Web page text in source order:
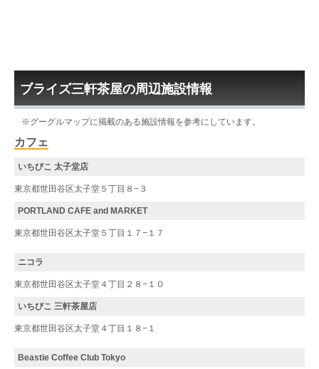
ブライズ三軒茶屋の周辺施設情報
※グーグルマップに掲載のある施設情報を参考にしています。
カフェ
いちびこ 太子堂店
東京都世田谷区太子堂５丁目８−３
PORTLAND CAFE and MARKET
東京都世田谷区太子堂５丁目１７−１７
ニコラ
東京都世田谷区太子堂４丁目２８−１０
いちびこ 三軒茶屋店
東京都世田谷区太子堂４丁目１８−１
Beastie Coffee Club Tokyo